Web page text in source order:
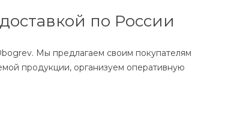
по России
Мы предлагаем своим покупателям
продукции, организуем оперативную